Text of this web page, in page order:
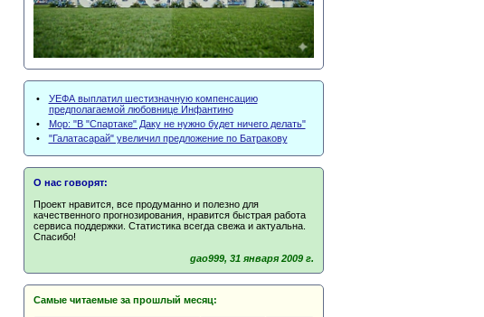
•
УЕФА выплатил шестизначную компенсацию
предполагаемой любовнице Инфантино
•
Мор: "В "Спартаке" Даку не нужно будет ничего делать"
•
"Галатасарай" увеличил предложение по Батракову
О нас говорят:
Проект нравится, все продуманно и полезно для
качественного прогнозирования, нравится быстрая работа
сервиса поддержки. Статистика всегда свежа и актуальна.
Спасибо!
gao999, 31 января 2009 г.
Самые читаемые за прошлый месяц: